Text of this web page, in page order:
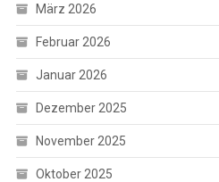
März 2026
Februar 2026
Januar 2026
Dezember 2025
November 2025
Oktober 2025